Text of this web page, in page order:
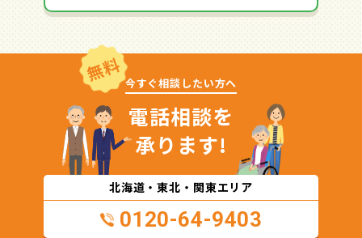
無料 今すぐ相談したい方へ
電話相談を
承ります!
北海道・東北・関東エリア
0120-64-9403